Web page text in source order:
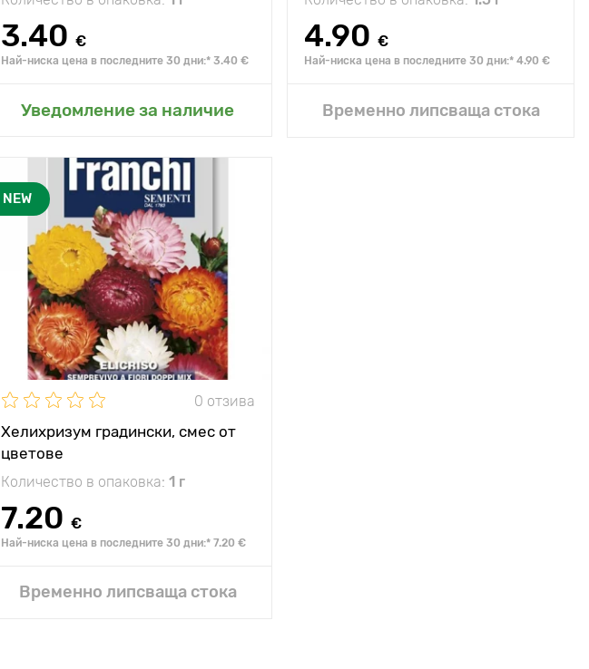
3.40 €
Най-ниска цена в последните 30 дни:* 3.40 €
Уведомление за наличие
Добавяне в моята градина
4.90 €
Най-ниска цена в последните 30 дни:* 4.90 €
Временно липсваща стока
NEW
0 отзива
Хелихризум градински, смес от
цветове
Количество в опаковка: 1 г
7.20 €
Най-ниска цена в последните 30 дни:* 7.20 €
Временно липсваща стока
Добавяне в моята градина